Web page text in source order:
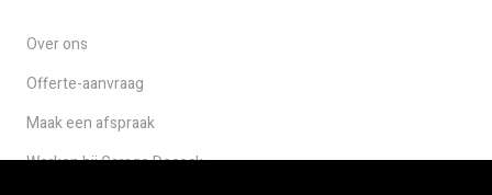
Over ons
Offerte-aanvraag
Maak een afspraak
Werken bij Garage Decock